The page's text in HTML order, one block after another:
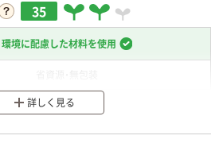
35
環境に配慮した材料を使用
分別・リサイクルしやすい設計
詳しく見る